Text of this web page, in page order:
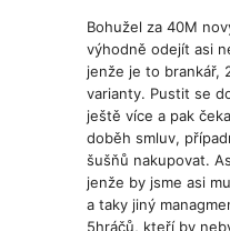
Bohužel za 40M
výhodně odejít asi
jenže je to brankář,
varianty. Pustit se
ještě více a pak
doběh smluv,
šušňů nakupovat.
jenže by jsme asi
a taky jiný
5hráčů, kteří by